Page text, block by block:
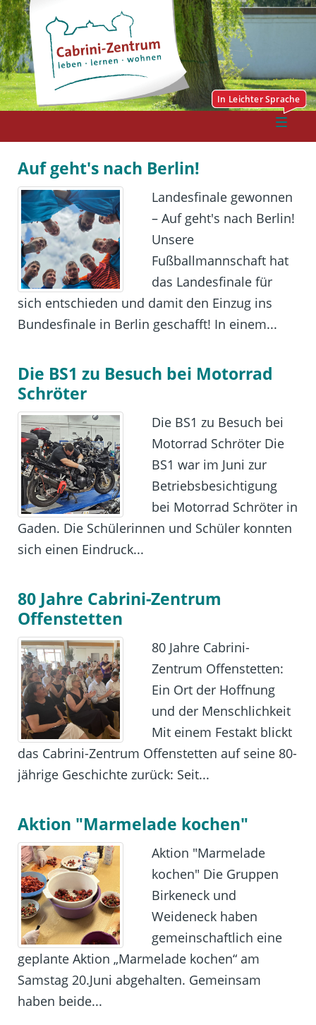
Auf geht's nach Berlin!
Landesfinale gewonnen
– Auf geht's nach Berlin!
Unsere
Fußballmannschaft hat
das Landesfinale für
sich entschieden und damit den Einzug ins
Bundesfinale in Berlin geschafft! In einem...
Die BS1 zu Besuch bei Motorrad
Schröter
Die BS1 zu Besuch bei
Motorrad Schröter Die
BS1 war im Juni zur
Betriebsbesichtigung
bei Motorrad Schröter in
Gaden. Die Schülerinnen und Schüler konnten
sich einen Eindruck...
80 Jahre Cabrini-Zentrum
Offenstetten
80 Jahre Cabrini-
Zentrum Offenstetten:
Ein Ort der Hoffnung
und der Menschlichkeit
Mit einem Festakt blickt
das Cabrini-Zentrum Offenstetten auf seine 80-
jährige Geschichte zurück: Seit...
Aktion "Marmelade kochen"
Aktion "Marmelade
kochen" Die Gruppen
Birkeneck und
Weideneck haben
gemeinschaftlich eine
geplante Aktion „Marmelade kochen“ am
Samstag 20.Juni abgehalten. Gemeinsam
haben beide...